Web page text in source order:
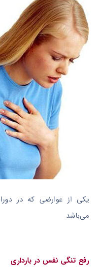
یکی از عوارضی که در
می‌باشد
رفع تنگی نفس در بارداری